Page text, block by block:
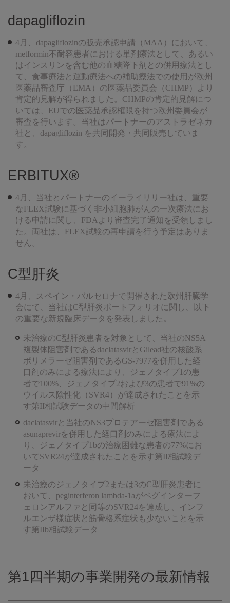
dapagliflozin
4月、dapagliflozinの販売承認申請（MAA）において、
metformin不耐容患者における単剤療法として、あるい
はインスリンを含む他の血糖降下剤との併用療法とし
て、食事療法と運動療法への補助療法での使用が欧州
医薬品審査庁（EMA）の医薬品委員会（CHMP）より
肯定的見解が得られました。CHMPの肯定的見解につ
いては、EUでの医薬品承認権限を持つ欧州委員会が
審査を行います。当社はパートナーのアストラゼネカ
社と、dapagliflozin を共同開発・共同販売していま
す。
ERBITUX®
4月、当社とパートナーのイーライリリー社は、重要
なFLEX試験に基づく非小細胞肺がんの一次療法にお
ける申請に関し、FDAより審査完了通知を受領しまし
た。両社は、FLEX試験の再申請を行う予定はありま
せん。
C型肝炎
4月、スペイン・バルセロナで開催された欧州肝臓学
会にて、当社はC型肝炎ポートフォリオに関し、以下
の重要な新規臨床データを発表しました。
未治療のC型肝炎患者を対象として、当社のNS5A
複製体阻害剤であるdaclatasvirとGilead社の核酸系
ポリメラーゼ阻害剤であるGS-7977を併用した経
口剤のみによる療法により、ジェノタイプ1の患
者で100%、ジェノタイプ2および3の患者で91%の
ウイルス陰性化（SVR4）が達成されたことを示
す第II相試験データの中間解析
daclatasvirと当社のNS3プロテアーゼ阻害剤である
asunaprevirを併用した経口剤のみによる療法によ
り、ジェノタイプ1bの治療困難な患者の77%にお
いてSVR24が達成されたことを示す第II相試験デ
ータ
未治療のジェノタイプ2または3のC型肝炎患者に
おいて、peginterferon lambda-1aがペグインターフ
ェロンアルファと同等のSVR24を達成し、インフ
ルエンザ様症状と筋骨格系症状も少ないことを示
す第IIb相試験データ
第1四半期の事業開発の最新情報